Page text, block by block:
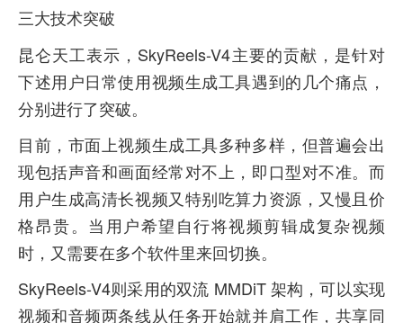
三大技术突破
昆仑天工表示，SkyReels-V4主要的贡献，是针对
下述用户日常使用视频生成工具遇到的几个痛点，
分别进行了突破。
目前，市面上视频生成工具多种多样，但普遍会出
现包括声音和画面经常对不上，即口型对不准。而
用户生成高清长视频又特别吃算力资源，又慢且价
格昂贵。当用户希望自行将视频剪辑成复杂视频
时，又需要在多个软件里来回切换。
SkyReels-V4则采用的双流 MMDiT 架构，可以实现
视频和音频两条线从任务开始就并肩工作，共享同